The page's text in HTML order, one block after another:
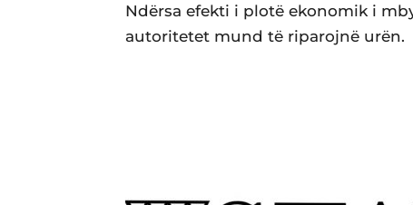
Ndërsa efekti i plotë ekonomik i
autoritetet mund të riparojnë urën.